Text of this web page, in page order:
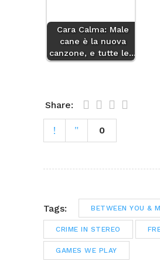
Cara Calma: Male
cane è la nuova
canzone, e tutte le…
Share:
0
Tags: BETWEEN YOU &
CRIME IN STEREO
GAMES WE PLAY